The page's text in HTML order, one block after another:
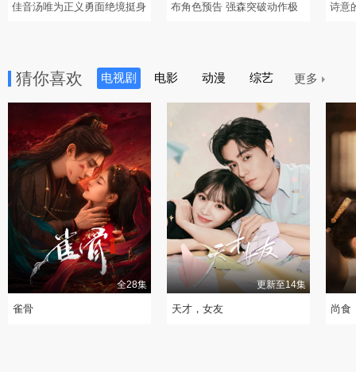
佳音汤唯为正义勇面绝境挺身
布角色预告 强森突破动作极
诗意
猜你喜欢 电视剧 电影 动漫 综艺 更多
全28集
雀骨
更新至14集
天才，女友 尚食